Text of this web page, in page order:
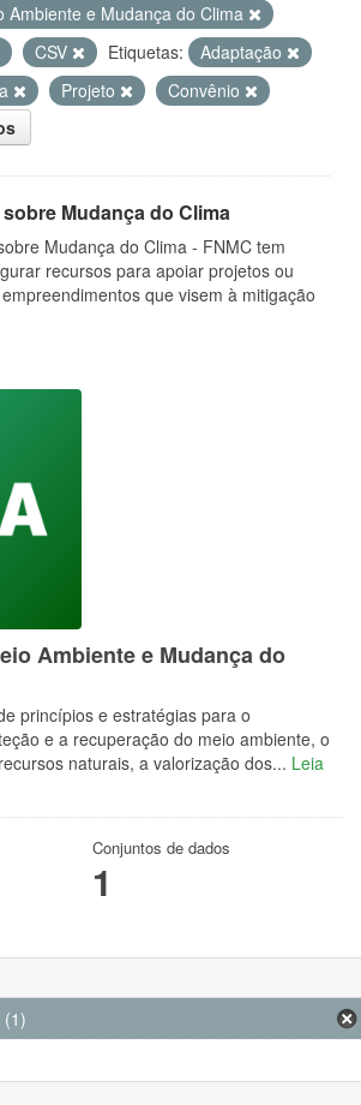
Ambiente e Mudança do Clima
CSV Etiquetas:
Adaptação
Projeto
Convênio
Mudança do Clima
Mudança do Clima - FNMC tem
recursos para apoiar projetos ou
que visem à mitigação
Ambiente e Mudança do
princípios e estratégias para o
e a recuperação do meio ambiente, o
naturais, a valorização dos... Leia
Conjuntos de dados
1
(1)